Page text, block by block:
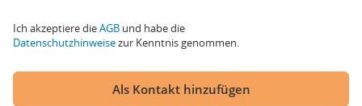
Ich akzeptiere dieAGB und habe die
Datenschutzhinweisezur Kenntnis genommen.
Als Kontakt hinzufügen